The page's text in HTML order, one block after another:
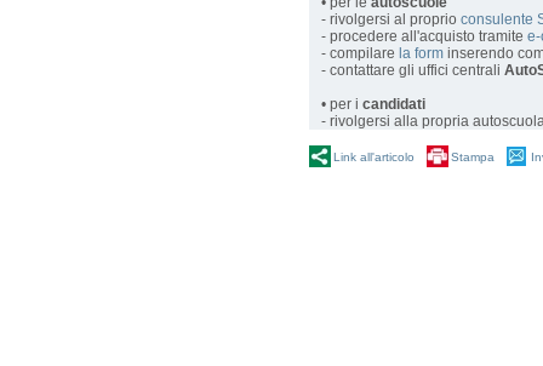
- rivolgersi al proprio consulente
- procedere all'acquisto tramite e-
- compilare la form inserendo
- contattare gli uffici centrali
• per i candidati
- rivolgersi alla propria
Link all'articolo Stampa